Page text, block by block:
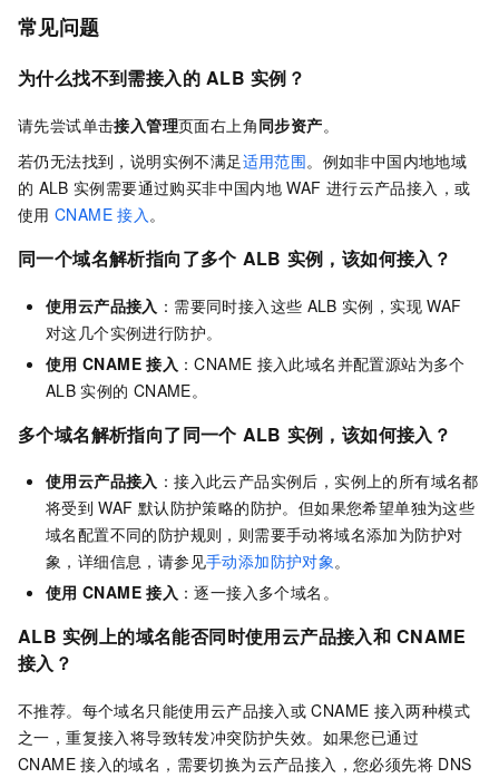
常见问题
为什么找不到需接入的 ALB 实例？
请先尝试单击接入管理页面右上角同步资产。
若仍无法找到，说明实例不满足适用范围。例如非中国内地地域
的 ALB 实例需要通过购买非中国内地 WAF 进行云产品接入，或
使用 CNAME 接入。
同一个域名解析指向了多个 ALB 实例，该如何接入？
使用云产品接入 ：需要同时接入这些 ALB 实例，实现 WAF
对这几个实例进行防护。
使用 CNAME 接入 ：CNAME 接入此域名并配置源站为多个
ALB 实例的 CNAME。
多个域名解析指向了同一个 ALB 实例，该如何接入？
使用云产品接入 ：接入此云产品实例后，实例上的所有域名都
将受到 WAF 默认防护策略的防护。但如果您希望单独为这些
域名配置不同的防护规则，则需要手动将域名添加为防护对
象，详细信息，请参见手动添加防护对象。
使用 CNAME 接入 ：逐一接入多个域名。
ALB 实例上的域名能否同时使用云产品接入和 CNAME
接入？
不推荐。每个域名只能使用云产品接入或 CNAME 接入两种模式
之一，重复接入将导致转发冲突防护失效。如果您已通过
CNAME 接入的域名，需要切换为云产品接入，您必须先将 DNS